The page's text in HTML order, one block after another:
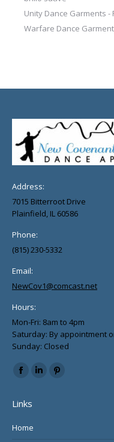
Unity Dance Garments
Warfare Dance
Address:
7015 Bitterroot Drive
Plainfield, IL 60586
Phone:
(815) 230-5332
Email:
NewCov1@comcast.net
Hours:
Mon-Fri: 8am to 4pm
Saturday: By appointment
Sunday: Closed
Find us on:
Facebook
opens
in
LinkedinPinterest
Links
Home